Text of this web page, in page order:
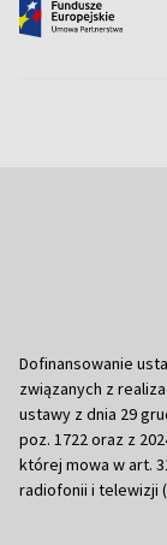
Dofinansowanie
związanych z
ustawy z dnia 29
poz. 1722 oraz z
której mowa w art.
radiofonii i telewizji